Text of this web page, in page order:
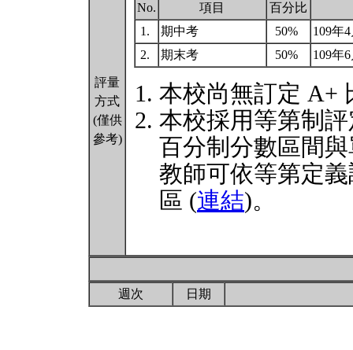
評量
方式
(僅供
參考)
No. 項目
百分比
1.
期中考 50%
109年
2.
期末考 50% 109年
本校尚無訂定 A+
本校採用等第制
百分制分數區間
教師可依等第定
區 (連結)。
週次 日期